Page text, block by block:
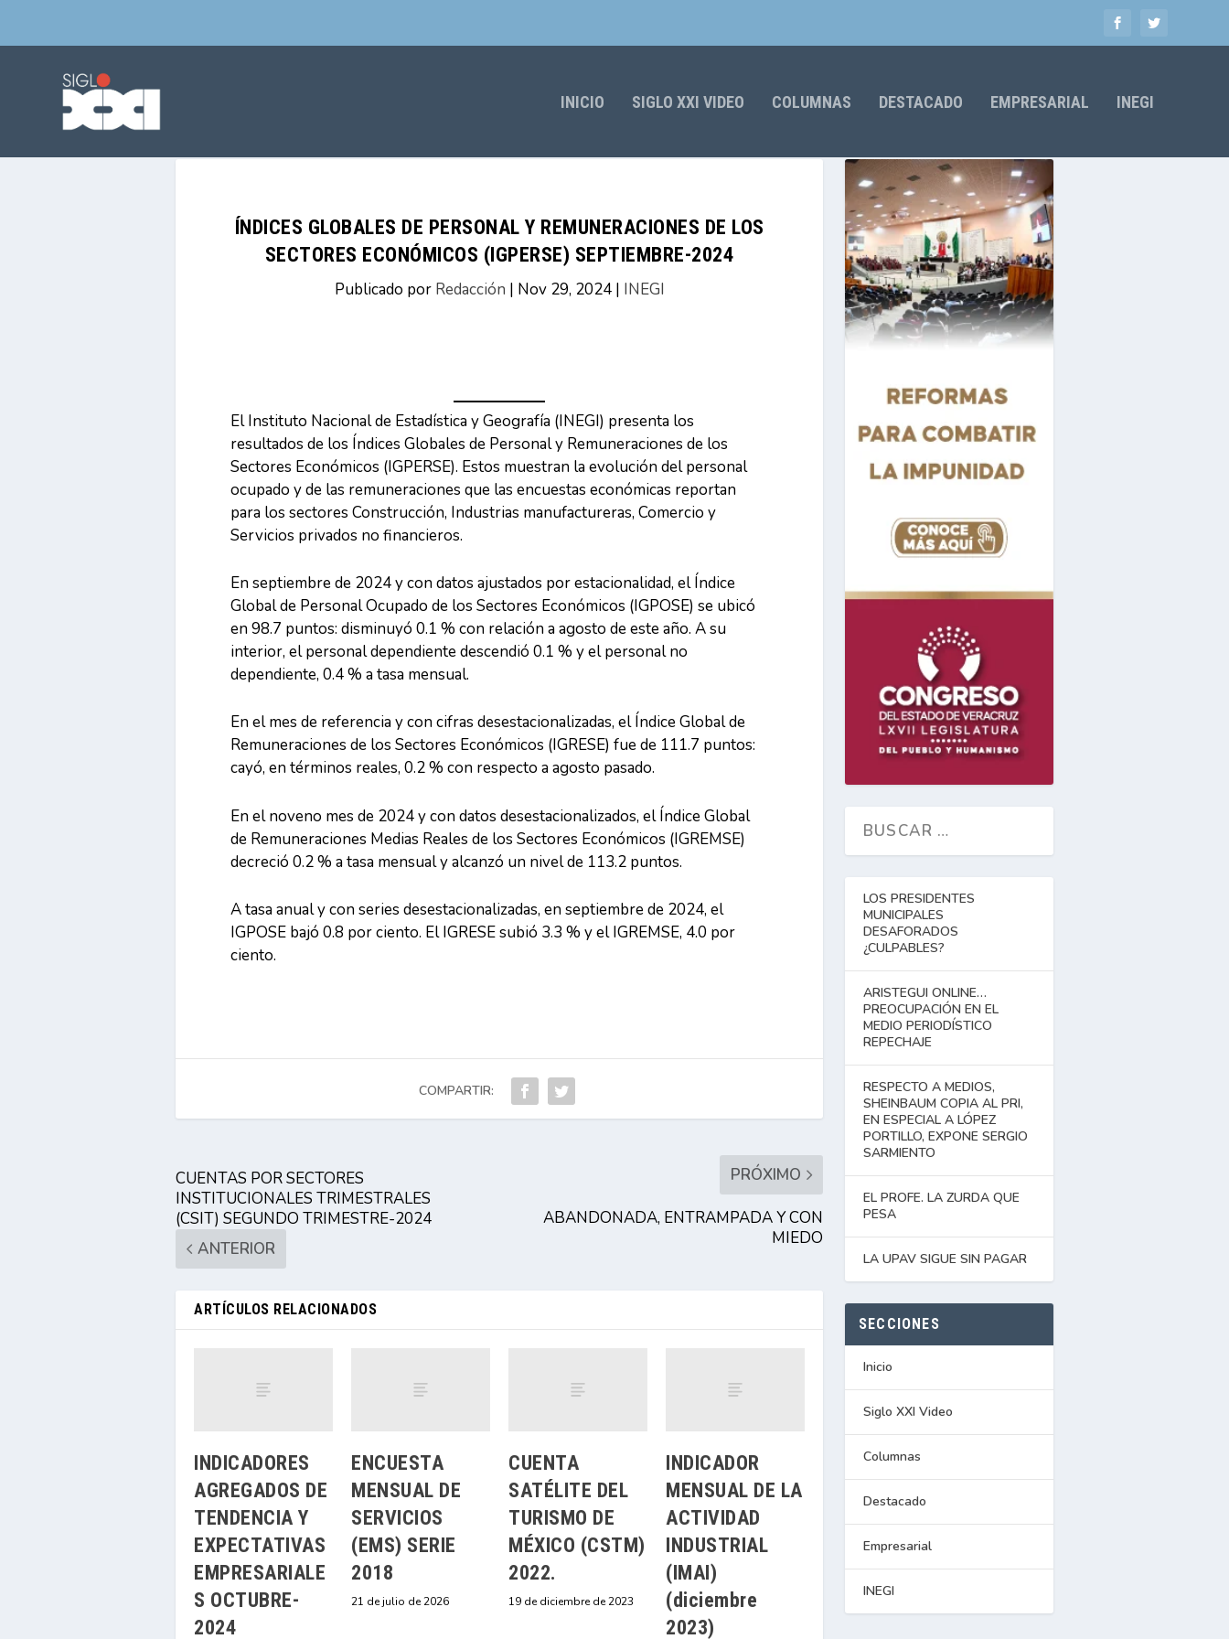
INICIO SIGLO XXI VIDEO COLUMNAS DESTACADO EMPRESARIAL INEGI
ÍNDICES GLOBALES DE PERSONAL Y REMUNERACIONES DE LOS
SECTORES ECONÓMICOS (IGPERSE) SEPTIEMBRE-2024
Publicado por Redacción | Nov 29, 2024| INEGI
El Instituto Nacional de Estadística y Geografía (INEGI) presenta los
resultados de los Índices Globales de Personal y Remuneraciones de los
Sectores Económicos (IGPERSE). Estos muestran la evolución del personal
ocupado y de las remuneraciones que las encuestas económicas reportan
para los sectores Construcción, Industrias manufactureras, Comercio y
Servicios privados no financieros.
En septiembre de 2024 y con datos ajustados por estacionalidad, el Índice
Global de Personal Ocupado de los Sectores Económicos (IGPOSE) se ubicó
en 98.7 puntos: disminuyó 0.1 % con relación a agosto de este año. A su
interior, el personal dependiente descendió 0.1 % y el personal no
dependiente, 0.4 % a tasa mensual.
En el mes de referencia y con cifras desestacionalizadas, el Índice Global de
Remuneraciones de los Sectores Económicos (IGRESE) fue de 111.7 puntos:
cayó, en términos reales, 0.2 % con respecto a agosto pasado.
En el noveno mes de 2024 y con datos desestacionalizados, el Índice Global
de Remuneraciones Medias Reales de los Sectores Económicos (IGREMSE)
decreció 0.2 % a tasa mensual y alcanzó un nivel de 113.2 puntos.
A tasa anual y con series desestacionalizadas, en septiembre de 2024, el
IGPOSE bajó 0.8 por ciento. El IGRESE subió 3.3 % y el IGREMSE, 4.0 por
ciento.
COMPARTIR:
CUENTAS POR SECTORES
INSTITUCIONALES TRIMESTRALES
(CSIT) SEGUNDO TRIMESTRE-2024
ANTERIOR
PRÓXIMO
ABANDONADA, ENTRAMPADA Y CON
MIEDO
ARTÍCULOS RELACIONADOS
INDICADORES
AGREGADOS DE
TENDENCIA Y
EXPECTATIVAS
EMPRESARIALE
S OCTUBRE-
2024
ENCUESTA
MENSUAL DE
SERVICIOS
(EMS) SERIE
2018
21 de julio de 2026
CUENTA
SATÉLITE DEL
TURISMO DE
MÉXICO (CSTM)
2022.
19 de diciembre de 2023
INDICADOR
MENSUAL DE LA
ACTIVIDAD
INDUSTRIAL
(IMAI)
(diciembre
2023)
LOS PRESIDENTES
MUNICIPALES
DESAFORADOS
¿CULPABLES?
ARISTEGUI ONLINE…
PREOCUPACIÓN EN EL
MEDIO PERIODÍSTICO
REPECHAJE
RESPECTO A MEDIOS,
SHEINBAUM COPIA AL PRI,
EN ESPECIAL A LÓPEZ
PORTILLO, EXPONE SERGIO
SARMIENTO
EL PROFE. LA ZURDA QUE
PESA
LA UPAV SIGUE SIN PAGAR
SECCIONES
Inicio
Siglo XXI Video
Columnas
Destacado
Empresarial
INEGI